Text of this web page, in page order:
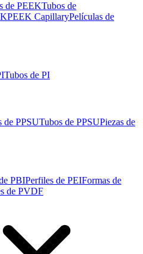
de PEEKTubos de
PEEK CapillaryPelículas de
Tubos de PI
de PPSUTubos de PPSUPiezas de
PBIPerfiles de PEIFormas de
de PVDF